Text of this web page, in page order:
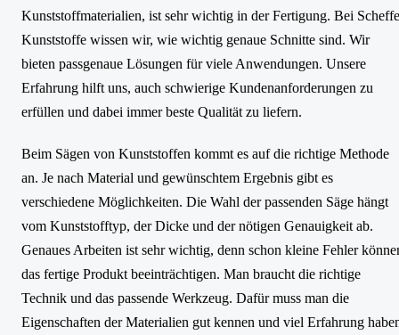
Kunststoffmaterialien, ist sehr wichtig in der Fertigung. Bei
Kunststoffe wissen wir, wie wichtig genaue Schnitte sind. Wir
bieten passgenaue Lösungen für viele Anwendungen. Unsere
Erfahrung hilft uns, auch schwierige Kundenanforderungen zu
erfüllen und dabei immer beste Qualität zu liefern.
Beim Sägen von Kunststoffen kommt es auf die richtige Methode
an. Je nach Material und gewünschtem Ergebnis gibt es
verschiedene Möglichkeiten. Die Wahl der passenden Säge hängt
vom Kunststofftyp, der Dicke und der nötigen Genauigkeit ab.
Genaues Arbeiten ist sehr wichtig, denn schon kleine Fehler
das fertige Produkt beeinträchtigen. Man braucht die richtige
Technik und das passende Werkzeug. Dafür muss man die
Eigenschaften der Materialien gut kennen und viel Erfahrung